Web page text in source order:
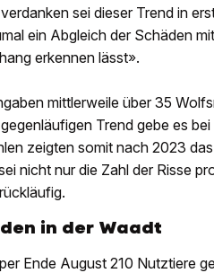
sei dieser Trend in
ein Abgleich der Schäden
erkennen lässt».
mittlerweile über 35
Trend gebe es
zeigten somit nach 2023
nicht nur die Zahl der Risse
in der Waadt
Ende August 210 Nutztiere